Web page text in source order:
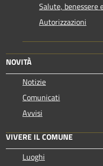
Salute, benessere
Autorizzazioni
NOVITÀ
Notizie
Comunicati
Avvisi
VIVERE IL COMUNE
Luoghi